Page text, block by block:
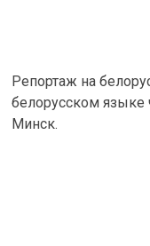
Репортаж на
белорусском языке
Минск.